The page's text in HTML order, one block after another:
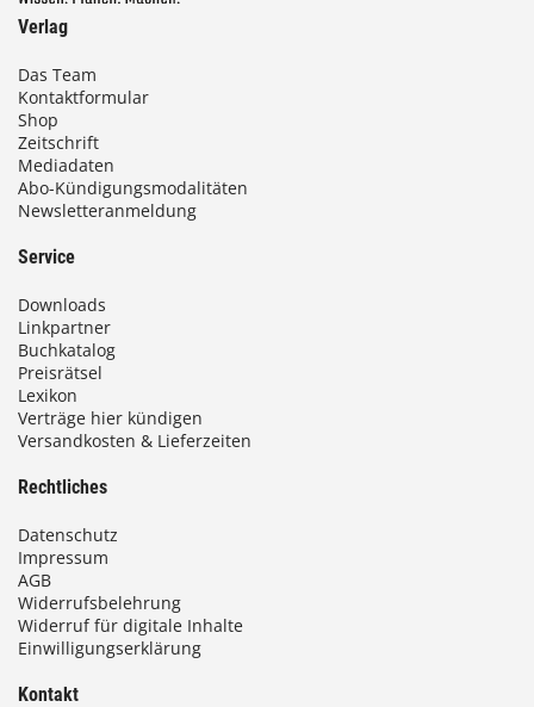
Verlag
Das Team
Kontaktformular
Shop
Zeitschrift
Mediadaten
Abo-Kündigungsmodalitäten
Newsletteranmeldung
Service
Downloads
Linkpartner
Buchkatalog
Preisrätsel
Lexikon
Verträge hier kündigen
Versandkosten & Lieferzeiten
Rechtliches
Datenschutz
Impressum
AGB
Widerrufsbelehrung
Widerruf für digitale Inhalte
Einwilligungserklärung
Kontakt